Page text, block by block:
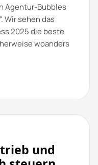
Agentur-Bubbles
Wir sehen das
2025 die beste
woanders
und